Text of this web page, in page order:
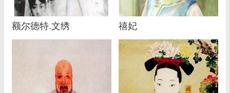
额尔德特.文绣 禧妃